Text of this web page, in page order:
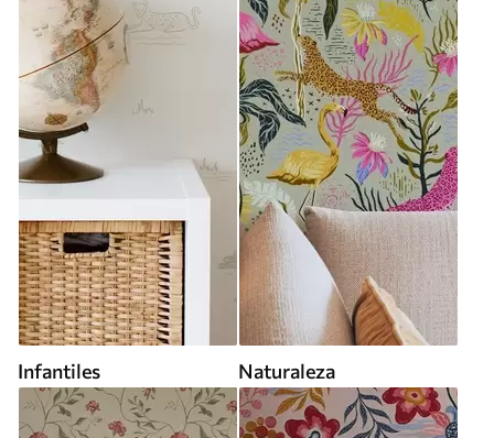
Infantiles Naturaleza